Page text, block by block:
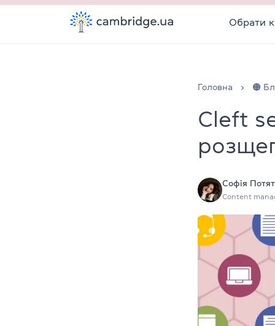
Обрати
Головна 🟠
Cleft
Софія
Content